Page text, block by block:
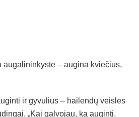
– augina kviečius,
ir gyvulius – hailendų veislės
„Kai galvojau, ką auginti,